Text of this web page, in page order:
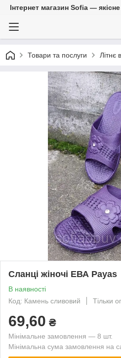
Інтернет магазин Sofia —
Товари та послуги Літнє
Сланці жіночі ЕВА Payas
В наявності
Код: Камень сливовий
Тільки
69,60 ₴
Мінімальне замовлення — 8 шт.
Мінімальна сума замовлення на